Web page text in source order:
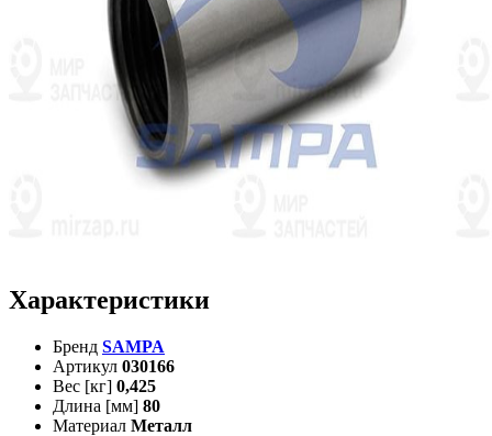
Характеристики
Бренд SAMPA
Артикул 030166
Вес [кг] 0,425
Длина [мм] 80
Материал Металл